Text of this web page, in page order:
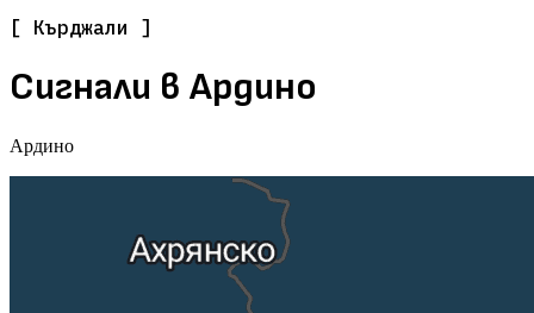
[ Кърджали ]
Сигнали в Ардино
Ардино